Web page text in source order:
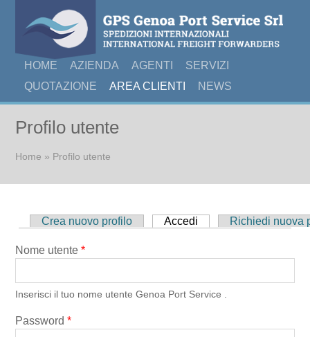
HOME AZIENDA AGENTI
SERVIZI
QUOTAZIONE
AREA CLIENTI NEWS
Profilo utente
Tu sei qui
Home » Profilo utente
Schede primarie
Crea nuovo profilo Accedi (scheda attiva)
Richiedi nuova
Nome utente*
Inserisci il tuo nome utente Genoa Port Service .
Password*